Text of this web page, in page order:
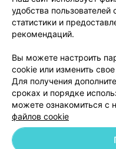
Обработка
удобства пользователей
статистики и
рекомендаций.
Вы можете настроить
cookie или изменить
Для получения
сроках и порядке
можете ознакомиться с
файлов cookie